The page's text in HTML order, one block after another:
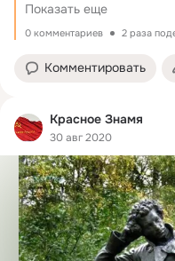
Показать еще
0 комментариев 2 раза
Комментировать
Красное Знамя
30 авг 2020